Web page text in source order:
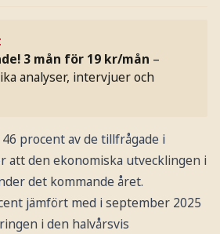
3 mån för 19 kr/mån –
analyser, intervjuer och
procent av de tillfrågade i
att den ekonomiska utvecklingen i
det kommande året.
jämfört med i september 2025
i den halvårsvis